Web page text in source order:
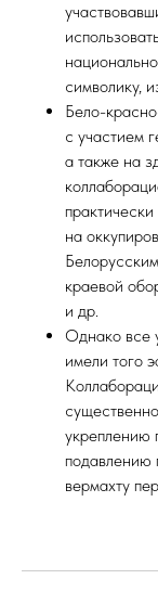
символику,
Бело-
с участием
а также на
на
краевой
и др.
Однако все
имели того
укреплению
подавлению
вермахту